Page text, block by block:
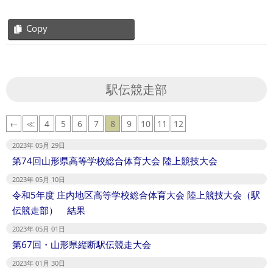
Copy
駅伝競走部
← ≪ 4 5 6 7 8 9 10 11 12
2023年 05月 29日
第74回山形県高等学校総合体育大会 陸上競技大会
2023年 05月 10日
令和5年度 庄内地区高等学校総合体育大会 陸上競技大会（駅
伝競走部） 結果
2023年 05月 01日
第67回・山形県縦断駅伝競走大会
2023年 01月 30日